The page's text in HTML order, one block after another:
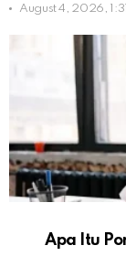
August 4, 2026,
Apa Itu